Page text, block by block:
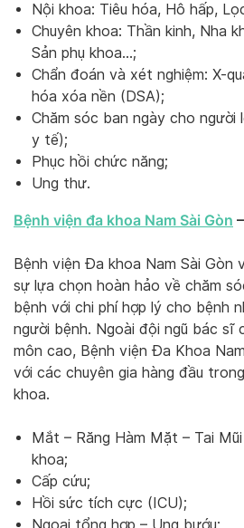
Nội khoa: Tiêu hóa, Hô hấp,
Chuyên khoa: Thần kinh, Nha
Sản phụ khoa…;
Chẩn đoán và xét nghiệm: X-
hóa xóa nền (DSA);
Chăm sóc ban ngày cho người
y tế);
Phục hồi chức năng;
Ung thư.
Bệnh viện đa khoa Nam Sài Gòn
Bệnh viện Đa khoa Nam Sài Gòn
sự lựa chọn hoàn hảo về chăm
bệnh với chi phí hợp lý cho bệnh
người bệnh. Ngoài đội ngũ bác sĩ
môn cao, Bệnh viện Đa Khoa
với các chuyên gia hàng đầu
khoa.
Mắt – Răng Hàm Mặt – Tai
khoa;
Cấp cứu;
Hồi sức tích cực (ICU);